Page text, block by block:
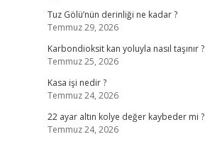
Tuz Gölü’nün derinliği ne kadar ?
Temmuz 29, 2026
Karbondioksit kan yoluyla nasıl taşınır ?
Temmuz 25, 2026
Kasa işi nedir ?
Temmuz 24, 2026
22 ayar altın kolye değer kaybeder mi ?
Temmuz 24, 2026